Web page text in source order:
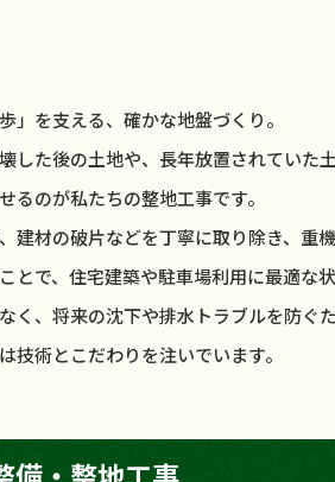
」を支える、確かな地盤づくり。
した後の土地や、長年放置されていた
るのが私たちの整地工事です。
建材の破片などを丁寧に取り除き、重
とで、住宅建築や駐車場利用に最適な
く、将来の沈下や排水トラブルを防ぐ
技術とこだわりを注いでいます。